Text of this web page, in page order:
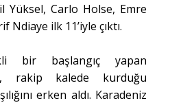
Yüksel, Carlo Holse, Emre
Ndiaye ilk 11’iyle çıktı.
bir başlangıç yapan
rakip kalede kurduğu
erken aldı. Karadeniz